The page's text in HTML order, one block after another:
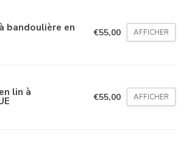
bandoulière en €55,00 AFFICHER
lin à €55,00 AFFICHER